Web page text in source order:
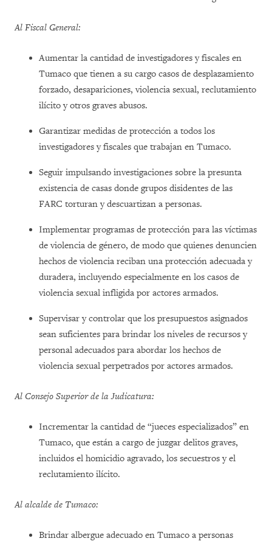
Al Fiscal General:
Aumentar la cantidad de investigadores y fiscales en
Tumaco que tienen a su cargo casos de desplazamiento
forzado, desapariciones, violencia sexual, reclutamiento
ilícito y otros graves abusos.
Garantizar medidas de protección a todos los
investigadores y fiscales que trabajan en Tumaco.
Seguir impulsando investigaciones sobre la presunta
existencia de casas donde grupos disidentes de las
FARC torturan y descuartizan a personas.
Implementar programas de protección para las víctimas
de violencia de género, de modo que quienes denuncien
hechos de violencia reciban una protección adecuada y
duradera, incluyendo especialmente en los casos de
violencia sexual infligida por actores armados.
Supervisar y controlar que los presupuestos asignados
sean suficientes para brindar los niveles de recursos y
personal adecuados para abordar los hechos de
violencia sexual perpetrados por actores armados.
Al Consejo Superior de la Judicatura:
Incrementar la cantidad de “jueces especializados” en
Tumaco, que están a cargo de juzgar delitos graves,
incluidos el homicidio agravado, los secuestros y el
reclutamiento ilícito.
Al alcalde de Tumaco:
Brindar albergue adecuado en Tumaco a personas